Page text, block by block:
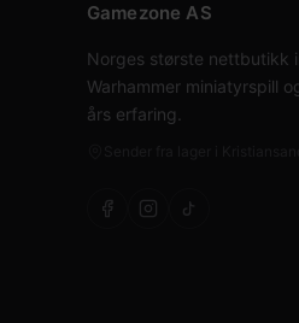
Gamezone AS
Norges største nettbutikk
Warhammer miniatyrspill
års erfaring.